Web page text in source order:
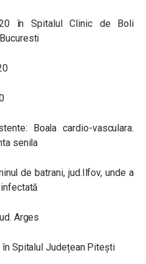
în Spitalul Clinic de Boli
Boala cardio-vasculara.
senila
de batrani, jud.Ilfov, unde a
Arges
Spitalul Județean Pitești